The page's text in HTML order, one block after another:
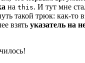
на this. И тут мне
такой трюк: как‑то
взять указатель на